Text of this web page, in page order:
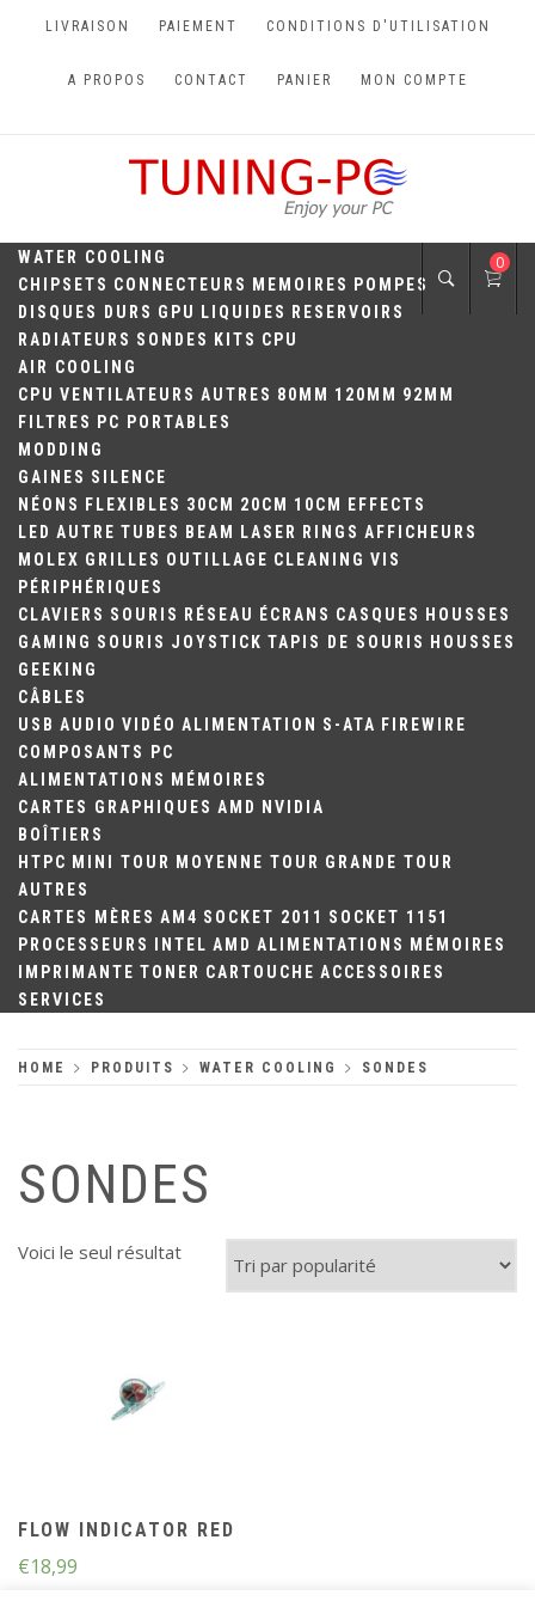
LIVRAISON PAIEMENT CONDITIONS D'UTILISATION
A PROPOS CONTACT PANIER MON COMPTE
TUNING-PC
WATER COOLING
CHIPSETS CONNECTEURS MEMOIRES
POMPES
DISQUES DURS GPU LIQUIDES
RESERVOIRS
RADIATEURS SONDES KITS CPU
AIR COOLING
CPU VENTILATEURS AUTRES 80MM 120MM
92MM
FILTRES
PC PORTABLES
MODDING
GAINES SILENCE
NÉONS
FLEXIBLES 30CM 20CM 10CM
EFFECTS
LED AUTRE TUBES BEAM LASER RINGS AFFICHEURS
MOLEX GRILLES OUTILLAGE CLEANING VIS
PÉRIPHÉRIQUES
CLAVIERS SOURIS RÉSEAU ÉCRANS CASQUES
HOUSSES
GAMING SOURIS JOYSTICK TAPIS DE SOURIS
HOUSSES
GEEKING
CÂBLES
USB AUDIO VIDÉO ALIMENTATION S-ATA FIREWIRE
COMPOSANTS PC
ALIMENTATIONS
MÉMOIRES
CARTES GRAPHIQUES AMD
NVIDIA
BOÎTIERS
HTPC MINI TOUR MOYENNE TOUR GRANDE TOUR
AUTRES
CARTES MÈRES AM4 SOCKET 2011
SOCKET 1151
PROCESSEURS
INTEL AMD ALIMENTATIONS
MÉMOIRES
IMPRIMANTE TONER CARTOUCHE ACCESSOIRES
SERVICES
0
HOME PRODUITS WATER COOLING SONDES
SONDES
Voici le seul résultat
FLOW INDICATOR RED
€18,99